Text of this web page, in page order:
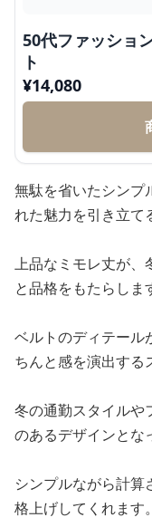
50代ファッショ
ト
¥14,080
無駄を省いたシンプ
れた魅力を引き立て
上品なミモレ丈が、
と品格をもたらしま
ベルトのディテール
ちんと感を演出する
冬の通勤スタイルや
のあるデザインとな
シンプルながら計算
格上げしてくれます。